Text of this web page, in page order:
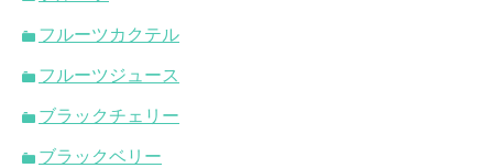
フルーツカクテル
フルーツジュース
ブラックチェリー
ブラックベリー